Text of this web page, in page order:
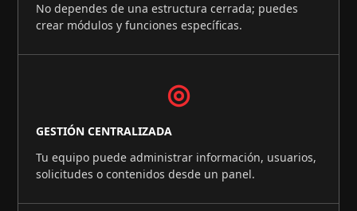
No dependes de una estructura cerrada; puedes
crear módulos y funciones específicas.
◎
GESTIÓN CENTRALIZADA
Tu equipo puede administrar información, usuarios,
solicitudes o contenidos desde un panel.